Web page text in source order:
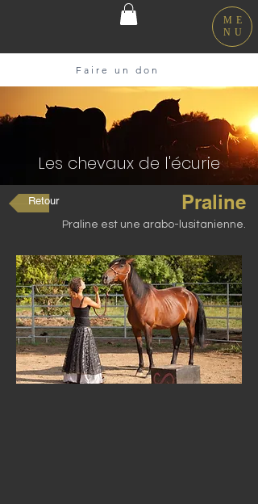
ME
NU
Faire un don
Les chevaux de l'écurie
Retour Praline
Praline est une arabo-lusitanienne.